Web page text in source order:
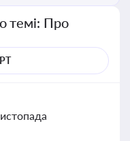
темі: Про